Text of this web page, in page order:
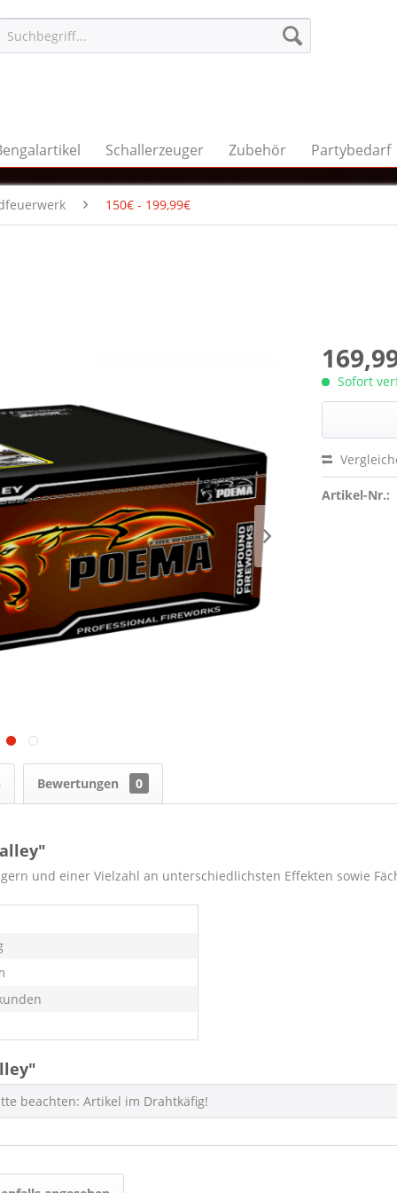
Schallerzeuger Zubehör Partybedarf
150€ - 199,99€
Sofort
Artikel-Nr.:
Bewertungen 0
und einer Vielzahl an unterschiedlichsten Effekten sowie
beachten: Artikel im Drahtkäfig!